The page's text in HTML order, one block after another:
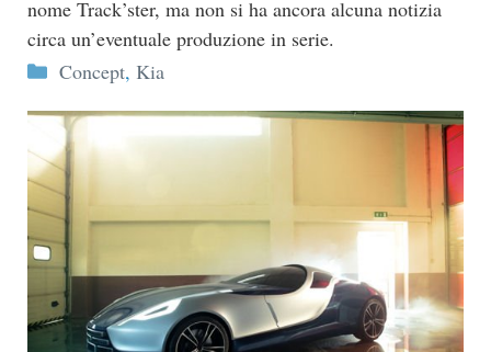
nome Track’ster, ma non si ha ancora alcuna notizia
circa un’eventuale produzione in serie.
Categorie
Concept, Kia